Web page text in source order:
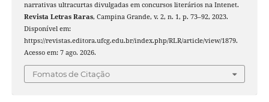
narrativas ultracurtas divulgadas em concursos literários na Intenet.
Revista Letras Raras, Campina Grande, v. 2, n. 1, p. 73–92, 2023.
Disponível em:
https://revistas.editora.ufcg.edu.br/index.php/RLR/article/view/1879.
Acesso em: 7 ago. 2026.
Fomatos de Citação